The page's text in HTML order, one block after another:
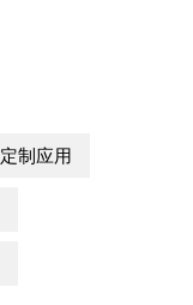
定制应用